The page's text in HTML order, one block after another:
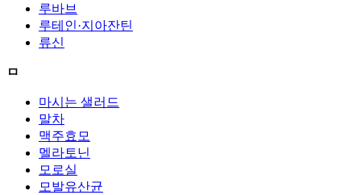
루바브
루테인·지아잔틴
류신
ㅁ
마시는 샐러드
말차
맥주효모
멜라토닌
모로실
모발유산균